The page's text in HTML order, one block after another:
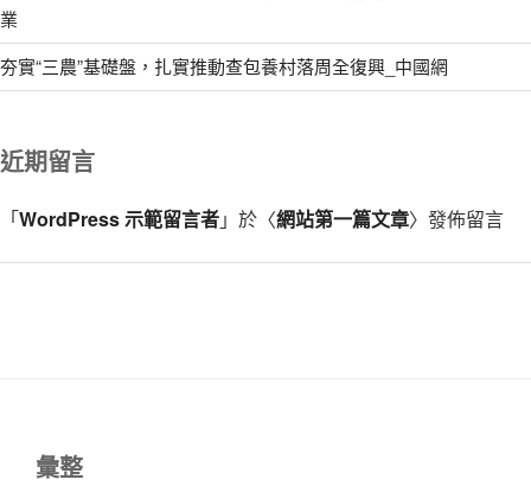
業
夯實“三農”基礎盤，扎實推動查包養村落周全復興_中國網
近期留言
「WordPress 示範留言者」於〈網站第一篇文章〉發佈留言
彙整